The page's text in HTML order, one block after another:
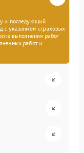
и последующий
с указанием страховых
выполнения работ
работ и